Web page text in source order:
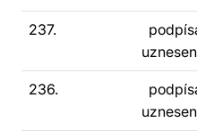
237.
236.